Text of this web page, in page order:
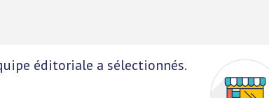
éditoriale a sélectionnés.